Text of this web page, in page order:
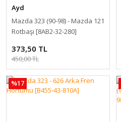
Ayd
Mazda 323 (90-98) - Mazda 121
Rotbaşı [8AB2-32-280]
373,50 TL
450,00 TL
%17